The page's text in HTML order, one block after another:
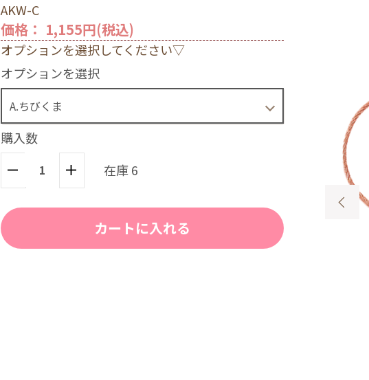
AKW-C
価格： 1,155円(税込)
オプションを選択してください▽
オプションを選択
購入数
在庫 6
カートに入れる